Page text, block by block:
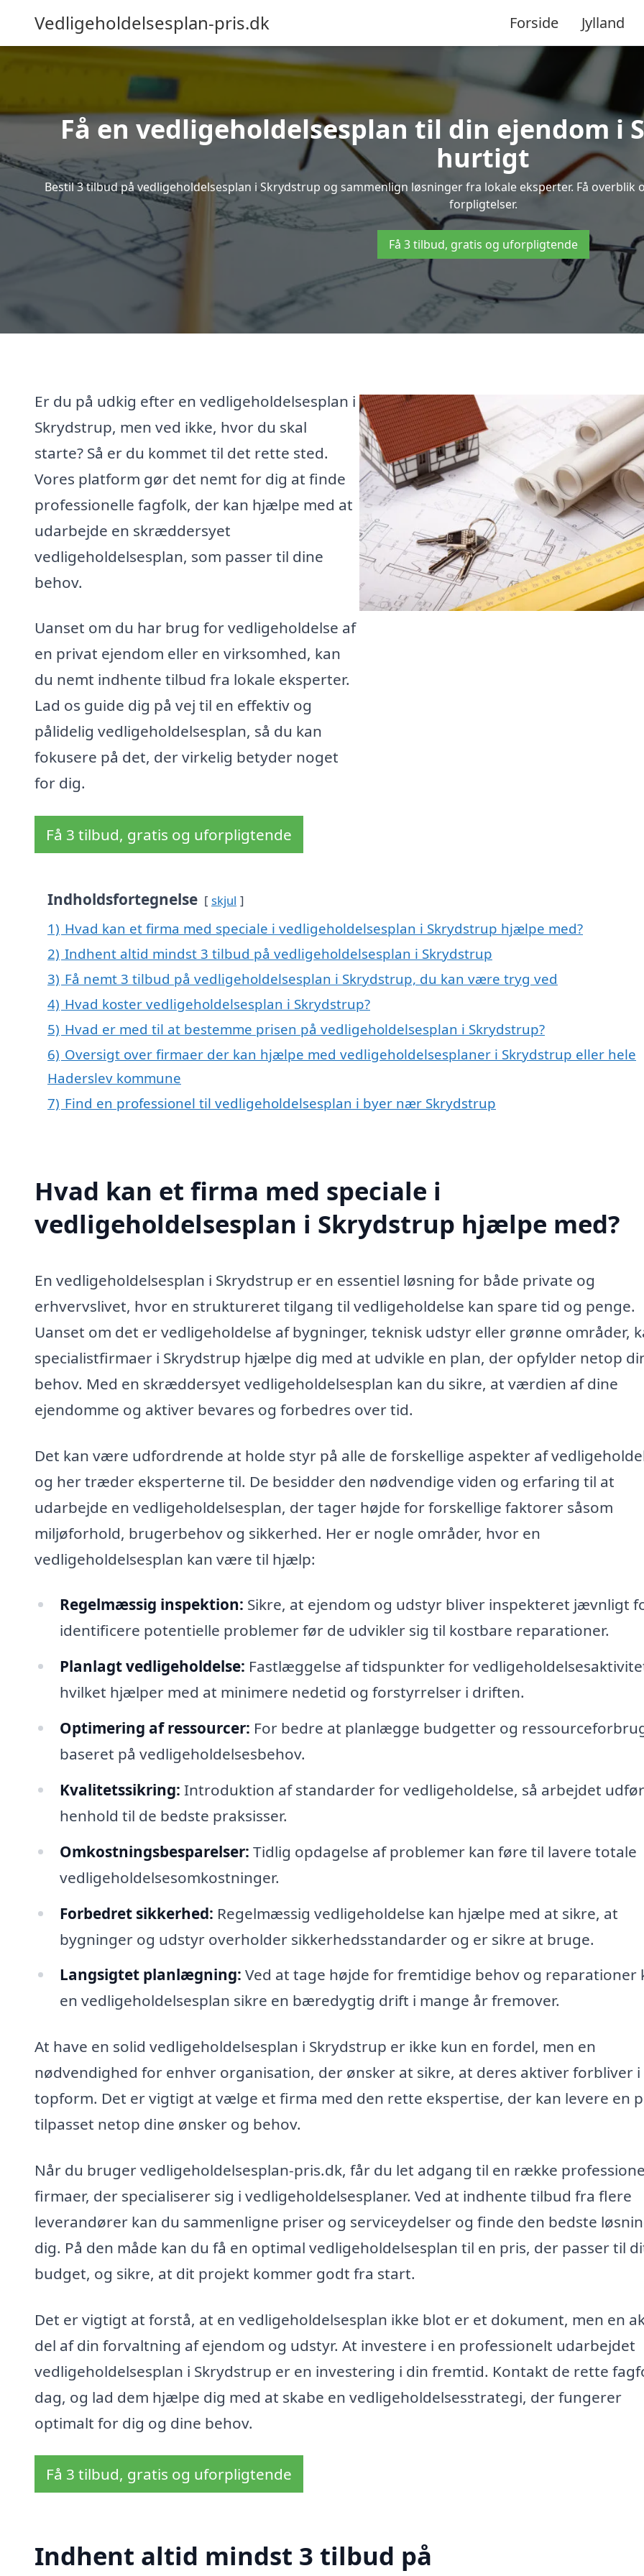
Vedligeholdelsesplan-pris.dk Forside Jylland
Få en vedligeholdelsesplan til din ejendom i
hurtigt
Bestil 3 tilbud på vedligeholdelsesplan i Skrydstrup og sammenlign løsninger fra lokale eksperter. Få
forpligtelser.
Få 3 tilbud, gratis og uforpligtende
Er du på udkig efter en vedligeholdelsesplan i
Skrydstrup, men ved ikke, hvor du skal
starte? Så er du kommet til det rette sted.
Vores platform gør det nemt for dig at finde
professionelle fagfolk, der kan hjælpe med at
udarbejde en skræddersyet
vedligeholdelsesplan, som passer til dine
behov.
Uanset om du har brug for vedligeholdelse af
en privat ejendom eller en virksomhed, kan
du nemt indhente tilbud fra lokale eksperter.
Lad os guide dig på vej til en effektiv og
pålidelig vedligeholdelsesplan, så du kan
fokusere på det, der virkelig betyder noget
for dig.
Få 3 tilbud, gratis og uforpligtende
Indholdsfortegnelse skjul
1) Hvad kan et firma med speciale i vedligeholdelsesplan i Skrydstrup hjælpe med?
2) Indhent altid mindst 3 tilbud på vedligeholdelsesplan i Skrydstrup
3) Få nemt 3 tilbud på vedligeholdelsesplan i Skrydstrup, du kan være tryg ved
4) Hvad koster vedligeholdelsesplan i Skrydstrup?
5) Hvad er med til at bestemme prisen på vedligeholdelsesplan i Skrydstrup?
6) Oversigt over firmaer der kan hjælpe med vedligeholdelsesplaner i Skrydstrup eller hele
Haderslev kommune
7) Find en professionel til vedligeholdelsesplan i byer nær Skrydstrup
Hvad kan et firma med speciale i
vedligeholdelsesplan i Skrydstrup hjælpe med?
En vedligeholdelsesplan i Skrydstrup er en essentiel løsning for både private og
erhvervslivet, hvor en struktureret tilgang til vedligeholdelse kan spare tid og penge.
Uanset om det er vedligeholdelse af bygninger, teknisk udstyr eller grønne områder,
specialistfirmaer i Skrydstrup hjælpe dig med at udvikle en plan, der opfylder netop
behov. Med en skræddersyet vedligeholdelsesplan kan du sikre, at værdien af dine
ejendomme og aktiver bevares og forbedres over tid.
Det kan være udfordrende at holde styr på alle de forskellige aspekter af
og her træder eksperterne til. De besidder den nødvendige viden og erfaring til at
udarbejde en vedligeholdelsesplan, der tager højde for forskellige faktorer såsom
miljøforhold, brugerbehov og sikkerhed. Her er nogle områder, hvor en
vedligeholdelsesplan kan være til hjælp:
Regelmæssig inspektion: Sikre, at ejendom og udstyr bliver inspekteret jævnligt
identificere potentielle problemer før de udvikler sig til kostbare reparationer.
Planlagt vedligeholdelse: Fastlæggelse af tidspunkter for
hvilket hjælper med at minimere nedetid og forstyrrelser i driften.
Optimering af ressourcer: For bedre at planlægge budgetter og
baseret på vedligeholdelsesbehov.
Kvalitetssikring: Introduktion af standarder for vedligeholdelse, så arbejdet
henhold til de bedste praksisser.
Omkostningsbesparelser: Tidlig opdagelse af problemer kan føre til lavere totale
vedligeholdelsesomkostninger.
Forbedret sikkerhed: Regelmæssig vedligeholdelse kan hjælpe med at sikre, at
bygninger og udstyr overholder sikkerhedsstandarder og er sikre at bruge.
Langsigtet planlægning: Ved at tage højde for fremtidige behov og reparationer
en vedligeholdelsesplan sikre en bæredygtig drift i mange år fremover.
At have en solid vedligeholdelsesplan i Skrydstrup er ikke kun en fordel, men en
nødvendighed for enhver organisation, der ønsker at sikre, at deres aktiver forbliver i
topform. Det er vigtigt at vælge et firma med den rette ekspertise, der kan levere en
tilpasset netop dine ønsker og behov.
Når du bruger vedligeholdelsesplan-pris.dk, får du let adgang til en række
firmaer, der specialiserer sig i vedligeholdelsesplaner. Ved at indhente tilbud fra flere
leverandører kan du sammenligne priser og serviceydelser og finde den bedste
dig. På den måde kan du få en optimal vedligeholdelsesplan til en pris, der passer til
budget, og sikre, at dit projekt kommer godt fra start.
Det er vigtigt at forstå, at en vedligeholdelsesplan ikke blot er et dokument, men en
del af din forvaltning af ejendom og udstyr. At investere i en professionelt udarbejdet
vedligeholdelsesplan i Skrydstrup er en investering i din fremtid. Kontakt de rette
dag, og lad dem hjælpe dig med at skabe en vedligeholdelsesstrategi, der fungerer
optimalt for dig og dine behov.
Få 3 tilbud, gratis og uforpligtende
Indhent altid mindst 3 tilbud på